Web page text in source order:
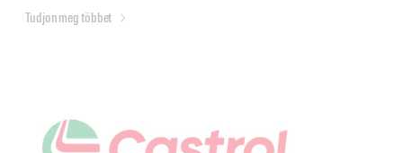
Tudjon meg többet